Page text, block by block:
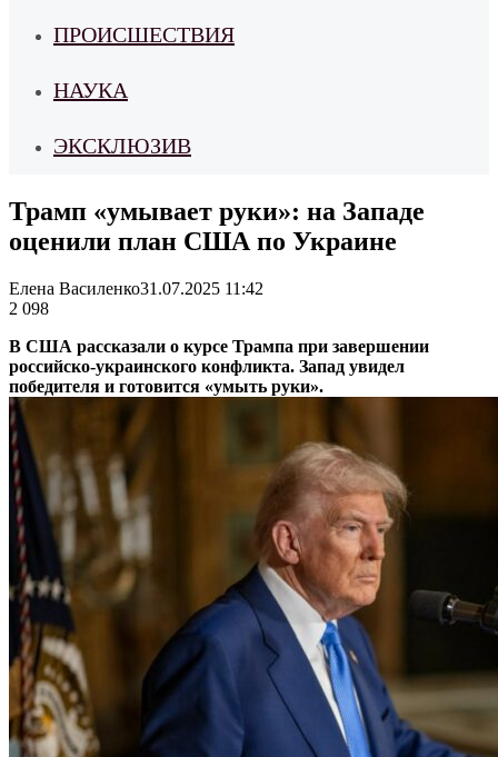
ПРОИСШЕСТВИЯ
НАУКА
ЭКСКЛЮЗИВ
Трамп «умывает руки»: на Западе
оценили план США по Украине
Елена Василенко31.07.2025 11:42
2 098
В США рассказали о курсе Трампа при завершении
российско-украинского конфликта. Запад увидел
победителя и готовится «умыть руки».